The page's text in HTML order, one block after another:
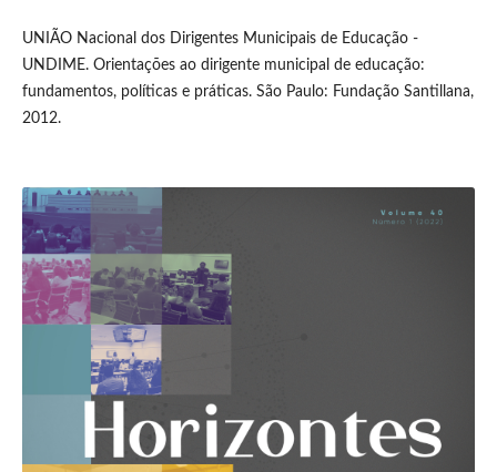
UNIÃO Nacional dos Dirigentes Municipais de Educação -
UNDIME. Orientações ao dirigente municipal de educação:
fundamentos, políticas e práticas. São Paulo: Fundação Santillana,
2012.